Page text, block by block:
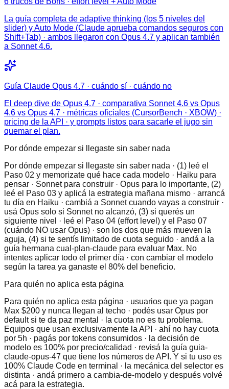
La guía completa de adaptive thinking (los 5 niveles del
slider) y Auto Mode (Claude aprueba comandos seguros con
Shift+Tab) · ambos llegaron con Opus 4.7 y aplican también
a Sonnet 4.6.
Guía Claude Opus 4.7 · cuándo sí · cuándo no
El deep dive de Opus 4.7 · comparativa Sonnet 4.6 vs Opus
4.6 vs Opus 4.7 · métricas oficiales (CursorBench · XBOW) ·
pricing de la API · y prompts listos para sacarle el jugo sin
quemar el plan.
Por dónde empezar si llegaste sin saber nada
Por dónde empezar si llegaste sin saber nada · (1) leé el
Paso 02 y memorizate qué hace cada modelo · Haiku para
pensar · Sonnet para construir · Opus para lo importante, (2)
leé el Paso 03 y aplicá la estrategia mañana mismo · arrancá
tu día en Haiku · cambiá a Sonnet cuando vayas a construir ·
usá Opus solo si Sonnet no alcanzó, (3) si querés un
siguiente nivel · leé el Paso 04 (effort level) y el Paso 07
(cuándo NO usar Opus) · son los dos que más mueven la
aguja, (4) si te sentís limitado de cuota seguido · andá a la
guía hermana cual-plan-claude para evaluar Max. No
intentes aplicar todo el primer día · con cambiar el modelo
según la tarea ya ganaste el 80% del beneficio.
Para quién no aplica esta página
Para quién no aplica esta página · usuarios que ya pagan
Max $200 y nunca llegan al techo · podés usar Opus por
default si te da paz mental · la cuota no es tu problema.
Equipos que usan exclusivamente la API · ahí no hay cuota
por 5h · pagás por tokens consumidos · la decisión de
modelo es 100% por precio/calidad · revisá la guía guia-
claude-opus-47 que tiene los números de API. Y si tu uso es
100% Claude Code en terminal · la mecánica del selector es
distinta · andá primero a cambia-de-modelo y después volvé
acá para la estrategia.